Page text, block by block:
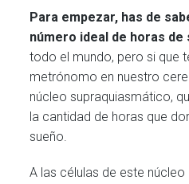
Para empezar, has de
número ideal de horas de
todo el mundo, pero si que
metrónomo en nuestro
núcleo supraquiasmático,
la cantidad de horas que
sueño.
A las células de este